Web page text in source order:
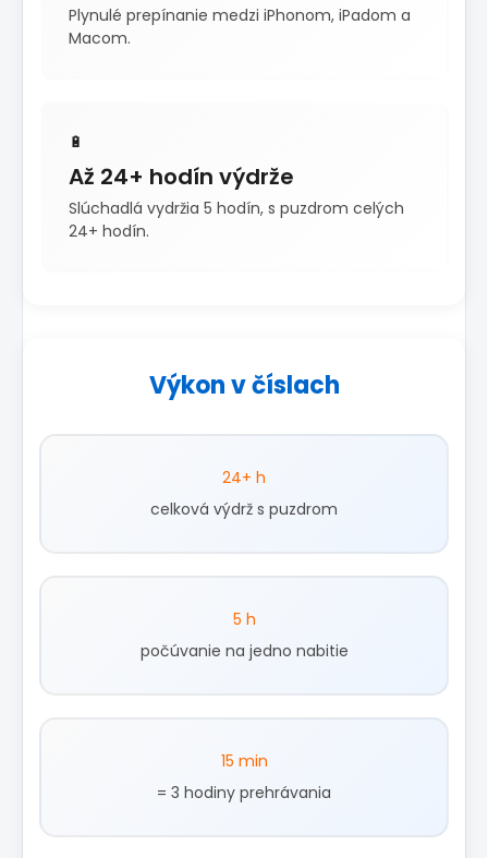
Plynulé prepínanie medzi iPhonom, iPadom a
Macom.
🔋
Až 24+ hodín výdrže
Slúchadlá vydržia 5 hodín, s puzdrom celých
24+ hodín.
Výkon v číslach
24+ h
celková výdrž s puzdrom
5 h
počúvanie na jedno nabitie
15 min
= 3 hodiny prehrávania